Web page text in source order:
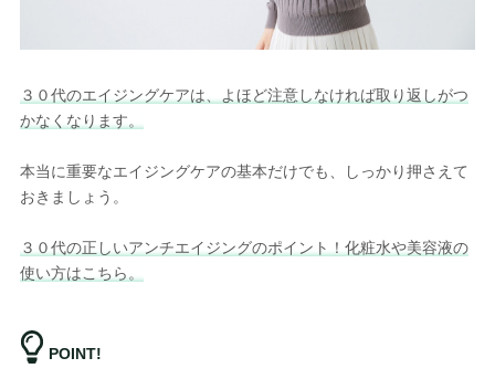
３０代のエイジングケアは、よほど注意しなければ取り返しがつ
かなくなります。
本当に重要なエイジングケアの基本だけでも、しっかり押さえて
おきましょう。
３０代の正しいアンチエイジングのポイント！化粧水や美容液の
使い方はこちら。
POINT!